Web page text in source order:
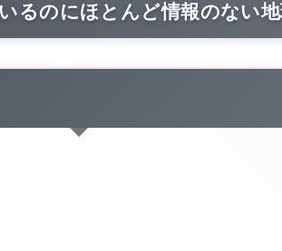
るのにほとんど情報のない